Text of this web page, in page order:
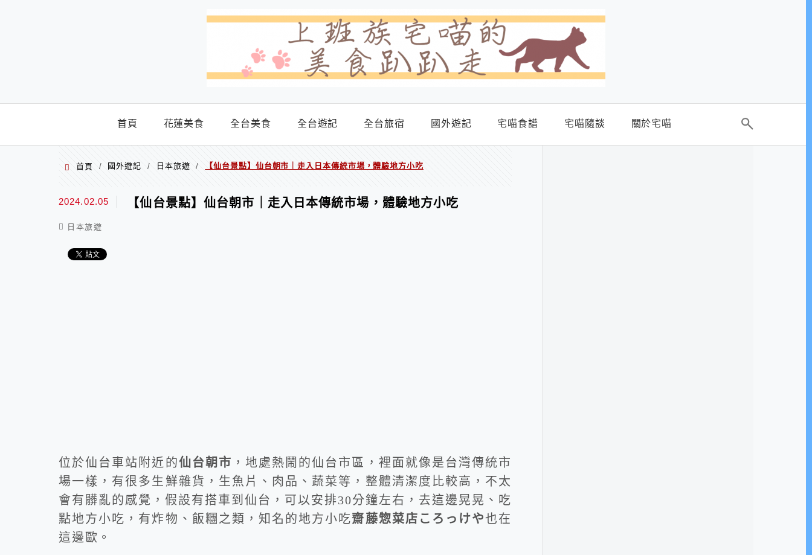
首頁 花蓮美食 全台美食 全台遊記 全台旅宿 國外遊記 宅喵食譜 宅喵隨談 關於宅喵
首頁 / 國外遊記 / 日本旅遊 / 【仙台景點】仙台朝市｜走入日本傳統市場，體驗地方小吃
2024.02.05 【仙台景點】仙台朝市｜走入日本傳統市場，體驗地方小吃
日本旅遊
位於仙台車站附近的仙台朝市 ，地處熱鬧的仙台市區，裡面就像是台灣傳統市
場一樣，有很多生鮮雜貨，生魚片、肉品、蔬菜等，整體清潔度比較高，不太
會有髒亂的感覺，假設有搭車到仙台，可以安排30分鐘左右，去這邊晃晃、吃
點地方小吃，有炸物、飯糰之類，知名的地方小吃齋藤惣菜店ころっけや也在
這邊歐。